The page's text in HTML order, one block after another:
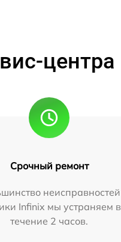
центра
Срочный ремонт
неисправностей
Infinix мы устраняем в
течение 2 часов.